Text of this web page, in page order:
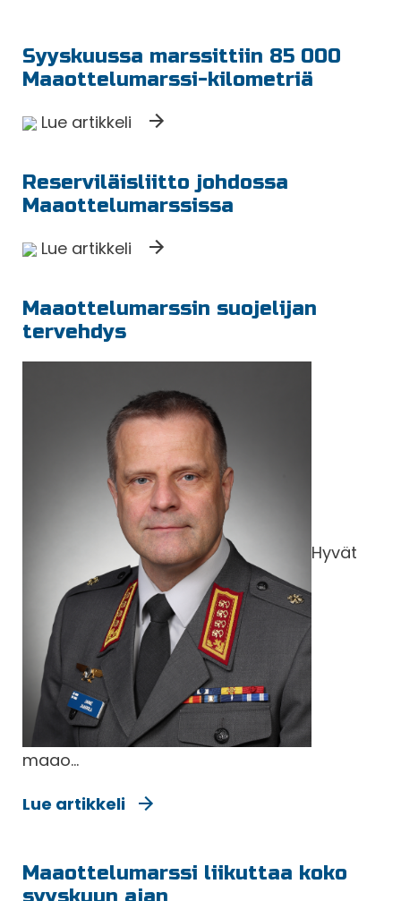
Syyskuussa marssittiin 85 000
Maaottelumarssi-kilometriä
Lue artikkeli
Reserviläisliitto johdossa
Maaottelumarssissa
Lue artikkeli
Maaottelumarssin suojelijan
tervehdys
Hyvät
maao...
Lue artikkeli
Maaottelumarssi liikuttaa koko